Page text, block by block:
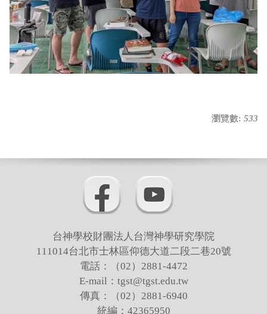
瀏覽數: 533
台神學校財團法人台灣神學研究學院
111014台北市士林區仰德大道二段二巷20號
電話：（02）2881-4472
E-mail：tgst@tgst.edu.tw
傳真：（02）2881-6940
統編：42365950